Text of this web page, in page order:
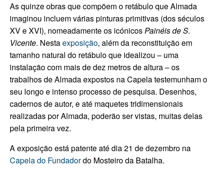
As quinze obras que compõem o retábulo que Almada
imaginou incluem várias pinturas primitivas (dos séculos
XV e XVI), nomeadamente os icónicosPainéis de S.
Vicente. Nestaexposição, além da reconstituição em
tamanho natural do retábulo que idealizou – uma
instalação com mais de dez metros de altura – os
trabalhos de Almada expostos na Capela testemunham o
seu longo e intenso processo de pesquisa. Desenhos,
cadernos de autor, e até maquetes tridimensionais
realizadas por Almada, poderão ser vistas, muitas delas
pela primeira vez.
A exposição está patente até dia 21 de dezembro na
Capela do Fundadordo Mosteiro da Batalha.